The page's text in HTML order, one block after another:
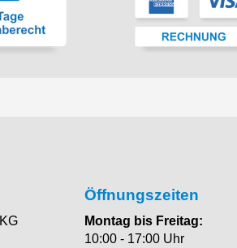
Öffnungszeiten
Montag bis Freitag:
10:00 - 17:00 Uhr